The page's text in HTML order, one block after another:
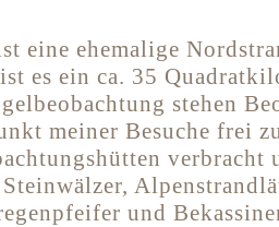
eine ehemalige
es ein ca. 35
stehen
meiner Besuche frei
verbracht
und